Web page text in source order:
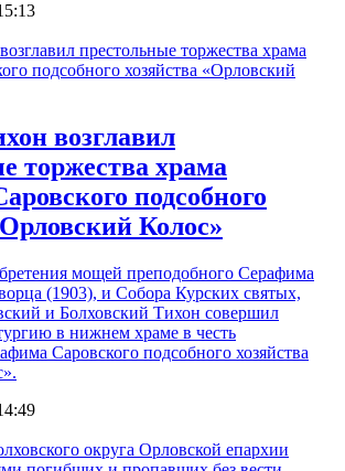
возглавил
торжества храма
подсобного
Колос»
мощей преподобного Серафима
(1903), и Собора Курских святых,
и Болховский Тихон совершил
в нижнем храме в честь
Саровского подсобного хозяйства